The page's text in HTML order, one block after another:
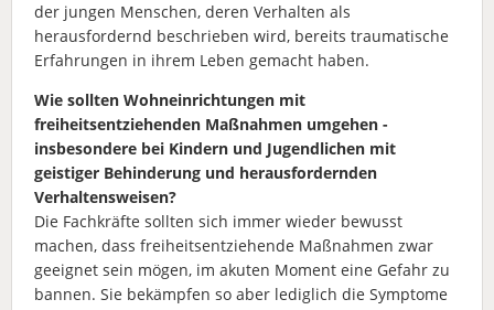
der jungen Menschen, deren Verhalten als
herausfordernd beschrieben wird, bereits traumatische
Erfahrungen in ihrem Leben gemacht haben.
Wie sollten Wohneinrichtungen mit
freiheitsentziehenden Maßnahmen umgehen -
insbesondere bei Kindern und Jugendlichen mit
geistiger Behinderung und herausfordernden
Verhaltensweisen?
Die Fachkräfte sollten sich immer wieder bewusst
machen, dass freiheitsentziehende Maßnahmen zwar
geeignet sein mögen, im akuten Moment eine Gefahr zu
bannen. Sie bekämpfen so aber lediglich die Symptome